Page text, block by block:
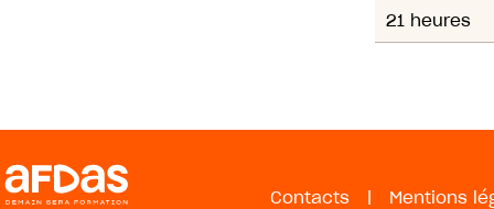
21 heures
Contacts | Mentions